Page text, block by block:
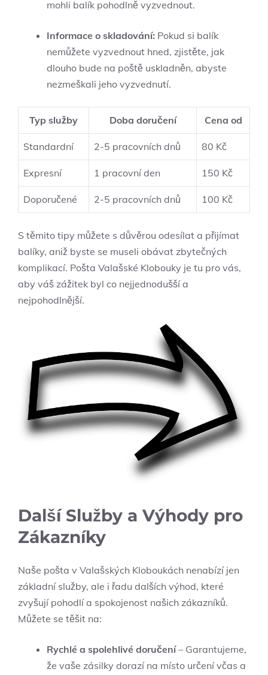
mohli balík ‌pohodlně vyzvednout.
Informace o ⁢skladování: Pokud si ‌balík
nemůžete vyzvednout hned, zjistěte, jak
dlouho ‍bude na‌ poště uskladněn, ‌abyste
nezmeškali‌ jeho vyzvednutí.
Typ​ služby Doba doručení Cena od
Standardní 2-5 pracovních dnů 80 Kč
Expresní 1 pracovní ​den 150 Kč
Doporučené 2-5 pracovních dnů 100 Kč
S těmito⁢ tipy⁣ můžete‍ s důvěrou odesílat ‌a přijímat
balíky, aniž byste​ se​ museli​ obávat zbytečných
komplikací. ⁣Pošta Valašské‍ Klobouky je tu pro ⁤vás,
aby váš zážitek byl ⁣co nejjednodušší a
nejpohodlnější.
Další ​Služby a Výhody pro
Zákazníky
Naše ‍pošta ⁣v Valašských Kloboukách nenabízí jen
základní‍ služby, ale i řadu dalších výhod, ⁣které ​
zvyšují pohodlí a⁢ spokojenost našich zákazníků.
Můžete se těšit​ na:
Rychlé a ⁢spolehlivé doručení– Garantujeme,
že vaše ‌zásilky dorazí na ‍místo určení včas a​